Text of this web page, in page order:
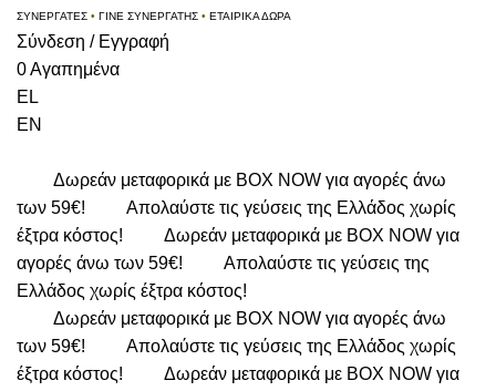
ΣΥΝΕΡΓΑΤΕΣ • ΓΙΝΕ ΣΥΝΕΡΓΑΤΗΣ • ΕΤΑΙΡΙΚΑ ΔΩΡΑ
Σύνδεση / Εγγραφή
0Αγαπημένα
EL
EN
Δωρεάν μεταφορικά με BOX NOW για αγορές άνω
των 59€!
Απολαύστε τις γεύσεις της Ελλάδος χωρίς
έξτρα κόστος!
Δωρεάν μεταφορικά με BOX NOW για
αγορές άνω των 59€!
Απολαύστε τις γεύσεις της
Ελλάδος χωρίς έξτρα κόστος!
Δωρεάν μεταφορικά με BOX NOW για αγορές άνω
των 59€!
Απολαύστε τις γεύσεις της Ελλάδος χωρίς
έξτρα κόστος!
Δωρεάν μεταφορικά με BOX NOW για